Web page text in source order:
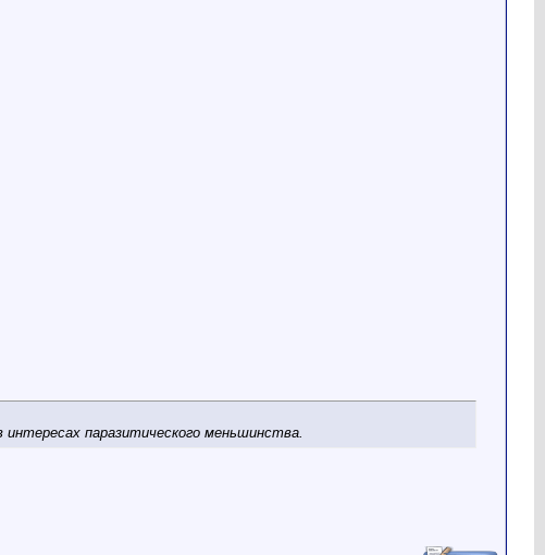
паразитического меньшинства.